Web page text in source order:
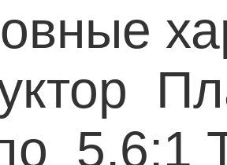
5.6:1